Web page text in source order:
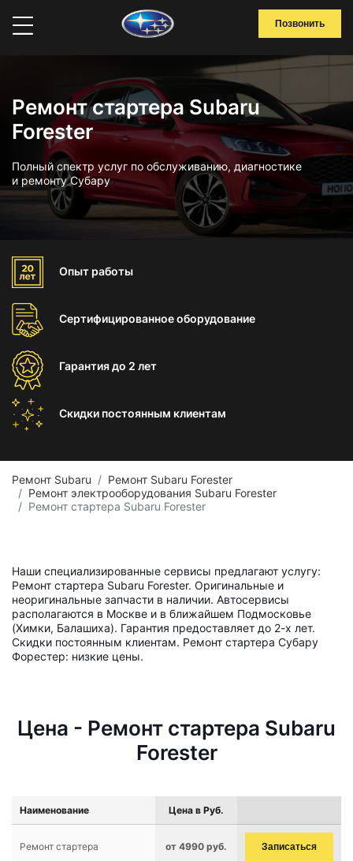
Позвонить
Ремонт стартера Subaru
Forester
Полный спектр услуг по обслуживанию, диагностике
и ремонту Субару
Опыт работы
Сертифицированноеоборудование
Гарантиядо 2 лет
Скидки постоянным клиентам
Ремонт Subaru
Ремонт Subaru Forester
Ремонт электрооборудования Subaru Forester
Ремонт стартера Subaru Forester
Наши специализированные сервисы предлагают услугу:
Ремонт стартера Subaru Forester. Оригинальные и
неоригинальные запчасти в наличии. Автосервисы
располагаются в Москве и в ближайшем Подмосковье
(Химки, Балашиха). Гарантия предоставляет до 2-х лет.
Скидки постоянным клиентам. Ремонт стартера Субару
Форестер: низкие цены.
Цена - Ремонт стартера Subaru
Forester
Наименование Цена в Руб.
Ремонт стартера от 4990 руб. Записаться